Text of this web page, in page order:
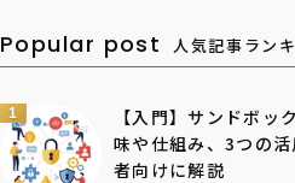
Popular post 人気記事ラン
1
【入門】サンドボッ
味や仕組み、3つの
者向けに解説